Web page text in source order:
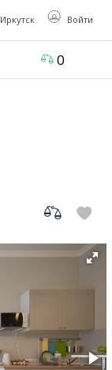
Иркутск Войти
0